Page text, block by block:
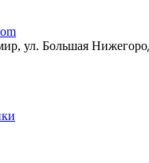
ул. Большая